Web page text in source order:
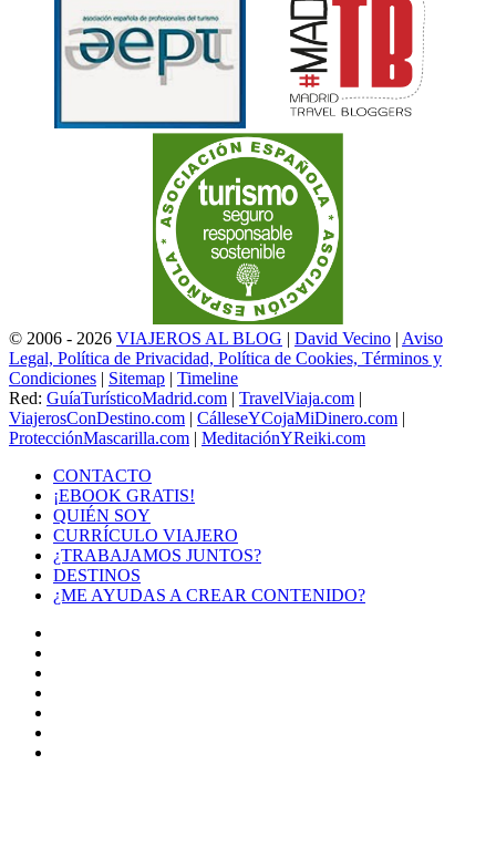
© 2006 - 2026 VIAJEROS AL BLOG | David Vecino | Aviso
Legal, Política de Privacidad, Política de Cookies, Términos y
Condiciones | Sitemap | Timeline
Red: GuíaTurísticoMadrid.com | TravelViaja.com |
ViajerosConDestino.com | CálleseYCojaMiDinero.com |
ProtecciónMascarilla.com | MeditaciónYReiki.com
CONTACTO
¡EBOOK GRATIS!
QUIÉN SOY
CURRÍCULO VIAJERO
¿TRABAJAMOS JUNTOS?
DESTINOS
¿ME AYUDAS A CREAR CONTENIDO?